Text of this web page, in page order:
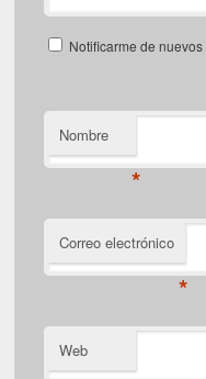
Notificarme de
Nombre
*
Correo electrónico
*
Web